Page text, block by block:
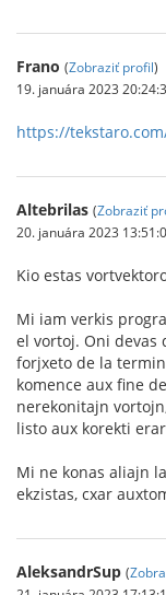
Frano (Zobraziť profil)
19. januára 2023
https://
Altebrilas (Zobraziť
20. januára 2023
Kio estas
Mi iam verkis
el vortoj. Oni devas
forjxeto de la
komence aux fine
nerekonitajn
listo aux korekti
Mi ne konas aliajn
ekzistas, cxar
AleksandrSup (